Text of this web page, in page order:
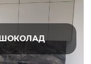
ШОКОЛАД